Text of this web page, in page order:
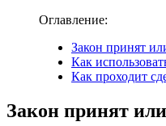
Оглавление:
Закон принят
Как
Как проходит
Закон принят